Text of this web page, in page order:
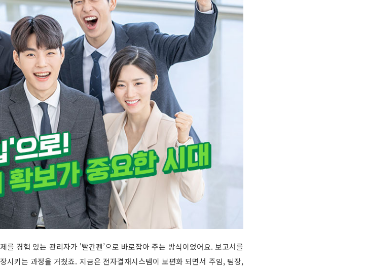
경험 있는 관리자가 '빨간펜’으로 바로잡아 주는 방식이었어요. 보고서를
시키는 과정을 거쳤죠. 지금은 전자결재시스템이 보편화 되면서 주임, 팀장,